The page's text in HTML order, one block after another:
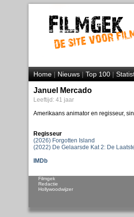
Home|Nieuws|Top 100|
Januel Mercado
Leeftijd: 41 jaar
Amerikaans animator en regisseur,
Regisseur
(2026) Forgotten Island
(2022) De Gelaarsde Kat 2: De
IMDb
Filmgek
Redactie
Hollywoodwijzer